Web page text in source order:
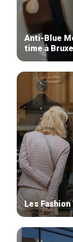
Anti-Blue
time à
Les Fashion